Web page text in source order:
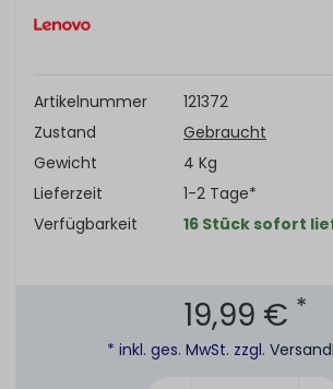
of
Artikelnummer
121372
Zustand
Gebraucht
Gewicht
4 Kg
Lieferzeit
1-2 Tage*
Verfügbarkeit
16 Stück sofort
19,99 € *
* inkl. ges. MwSt. zzgl.